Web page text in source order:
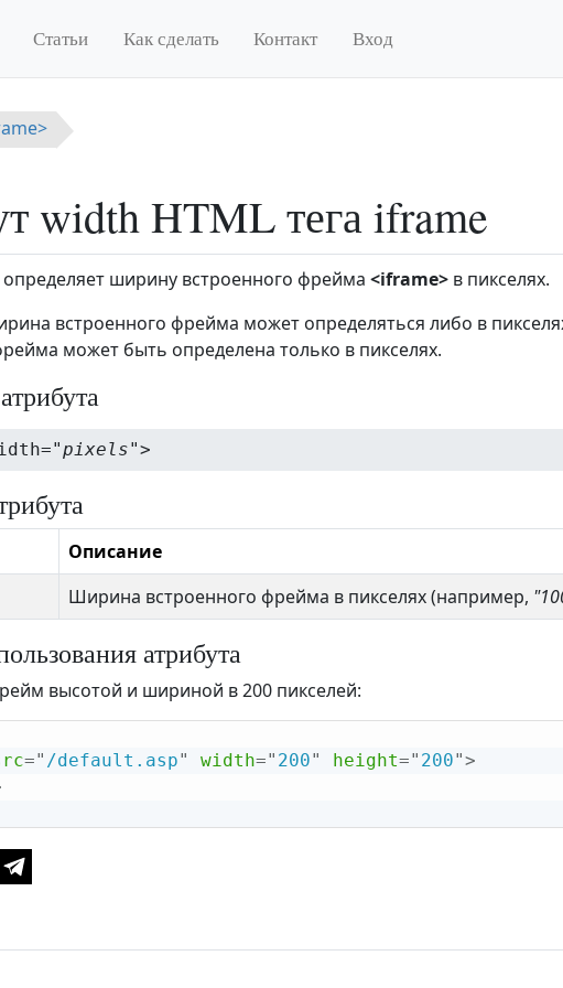
Статьи Как сделать Контакт Вход
width HTML тега iframe
определяет ширину встроенного фрейма <iframe> в пикселях.
встроенного фрейма может определяться либо в
может быть определена только в пикселях.
pixels">
Описание
Ширина встроенного фрейма в пикселях (например,
атрибута
высотой и шириной в 200 пикселей:
=" /default.asp" width=" 200" height=" 200">